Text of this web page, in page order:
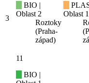
3
BIO |
Oblast 2
Roztoky
(Praha-
západ)
Oblast 1
11
BIO |